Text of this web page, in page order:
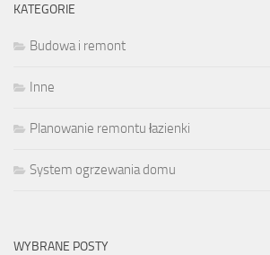
KATEGORIE
Budowa i remont
Inne
Planowanie remontu łazienki
System ogrzewania domu
WYBRANE POSTY